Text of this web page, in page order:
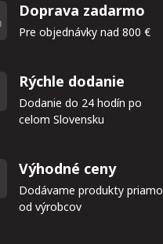
Doprava zadarmo
Pre objednávky nad 800 €
Rýchle dodanie
Dodanie do 24 hodín po
celom Slovensku
Výhodné ceny
Dodávame produkty priamo
od výrobcov